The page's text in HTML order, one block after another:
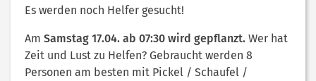
Es werden noch Helfer gesucht!
Am Samstag 17.04. ab 07:30 wird gepflanzt. Wer hat
Zeit und Lust zu Helfen? Gebraucht werden 8
Personen am besten mit Pickel / Schaufel /